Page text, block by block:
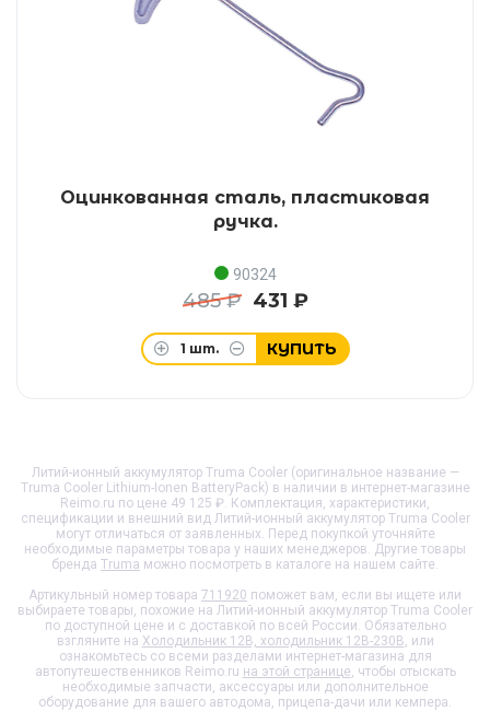
Оцинкованная сталь, пластиковая
ручка.
90324
485 ₽ 431 ₽
1 шт. КУПИТЬ
Литий-ионный аккумулятор Truma Cooler (оригинальное название —
Truma Cooler Lithium-Ionen BatteryPack) в наличии в интернет-магазине
Reimo.ru по цене 49 125 ₽. Комплектация, характеристики,
спецификации и внешний вид Литий-ионный аккумулятор Truma Cooler
могут отличаться от заявленных. Перед покупкой уточняйте
необходимые параметры товара у наших менеджеров. Другие товары
бренда Truma можно посмотреть в каталоге на нашем сайте.
Артикульный номер товара 711920 поможет вам, если вы ищете или
выбираете товары, похожие на Литий-ионный аккумулятор Truma Cooler
по доступной цене и с доставкой по всей России. Обязательно
взгляните на Холодильник 12В, холодильник 12В-230В , или
ознакомьтесь со всеми разделами интернет-магазина для
автопутешественников Reimo.ru на этой странице , чтобы отыскать
необходимые запчасти, аксессуары или дополнительное
оборудование для вашего автодома, прицепа-дачи или кемпера.